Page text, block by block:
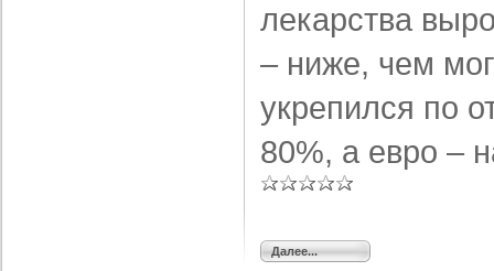
лекарства
– ниже, чем
укрепился по
80%, а евро –
Далее...